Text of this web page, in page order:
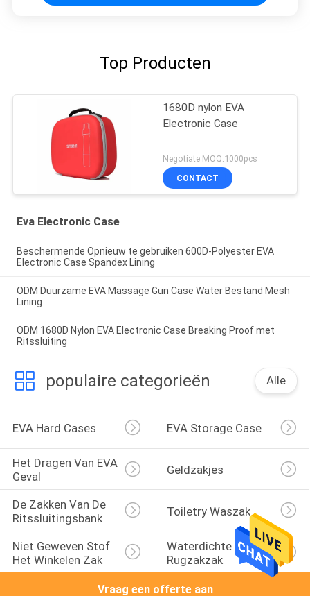
Top Producten
1680D nylon EVA
Electronic Case
Negotiate MOQ:1000pcs
CONTACT
Eva Electronic Case
Beschermende Opnieuw te gebruiken 600D-Polyester EVA
Electronic Case Spandex Lining
ODM Duurzame EVA Massage Gun Case Water Bestand Mesh
Lining
ODM 1680D Nylon EVA Electronic Case Breaking Proof met
Ritssluiting
populaire categorieën Alle
EVA Hard Cases EVA Storage Case
Het Dragen Van EVA
Geval
Geldzakjes
De Zakken Van De
Ritssluitingsbank
Toiletry Waszak
Niet Geweven Stof
Het Winkelen Zak
Waterdichte
Rugzakzak
Vraag een offerte aan